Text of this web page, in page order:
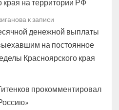
края на территории РФ
к записи
денежной выплаты
на постоянное
Красноярского края
прокомментировал